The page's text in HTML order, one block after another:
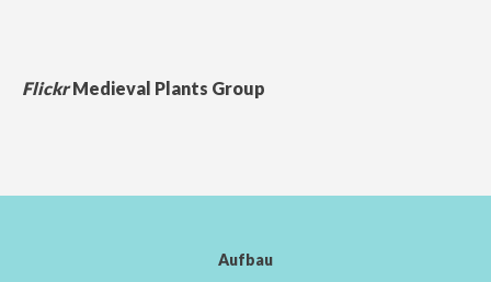
FlickrMedieval Plants Group
Aufbau